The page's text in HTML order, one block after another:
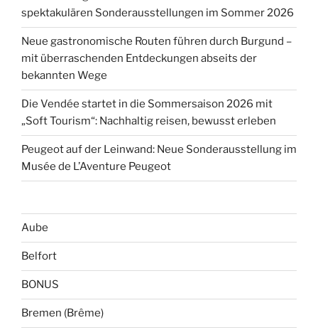
spektakulären Sonderausstellungen im Sommer 2026
Neue gastronomische Routen führen durch Burgund –
mit überraschenden Entdeckungen abseits der
bekannten Wege
Die Vendée startet in die Sommersaison 2026 mit
„Soft Tourism“: Nachhaltig reisen, bewusst erleben
Peugeot auf der Leinwand: Neue Sonderausstellung im
Musée de L’Aventure Peugeot
Aube
Belfort
BONUS
Bremen (Brême)